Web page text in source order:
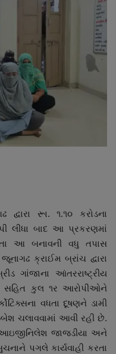
રૂા. ૧.૧૦ કરોડના
લીધા બાદ આ પ્રકરણમાં
આ બનાવની વધુ તપાસ
ક્રાઈમ બ્રાંચ દ્વારા
ગાંજાના આંતરરાષ્ટ્રીય
સહિત કુલ ૧ર આરોપીઓને
વધતા દૂષણને ડામી
ચલાવવામાં આવી રહી છે.
જાજડીયા અને
પગલે કાર્યવાહી કરતા